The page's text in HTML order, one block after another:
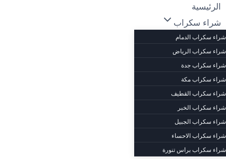
التجاوز
إلى
المحتوى
الرئيسية
شراء سكراب
شراء سكراب الدمام
شراء سكراب الرياض
شراء سكراب جدة
شراء سكراب مكة
شراء سكراب القطيف
شراء سكراب الخبر
شراء سكراب الجبيل
شراء سكراب الاحساء
شراء سكراب براس تنورة